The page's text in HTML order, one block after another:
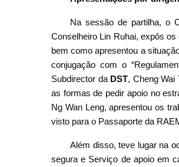
Na sessão de partilha, o
Conselheiro Lin Ruhai, expôs
bem como apresentou a
conjugação com o
Subdirector da DST, Cheng Wai
as formas de pedir apoio no
Ng Wan Leng, apresentou os
visto para o Passaporte da
Além disso, teve lugar na
segura e Serviço de apoio em